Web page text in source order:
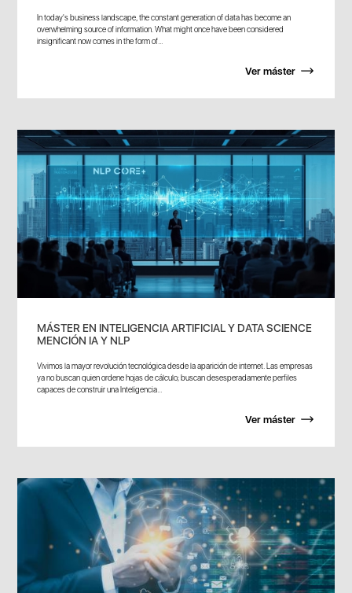
In today's business landscape, the constant generation of data has become an
overwhelming source of information. What might once have been considered
insignificant now comes in the form of...
Ver máster
MÁSTER EN INTELIGENCIA ARTIFICIAL Y DATA SCIENCE
MENCIÓN IA Y NLP
Vivimos la mayor revolución tecnológica desde la aparición de internet. Las empresas
ya no buscan quien ordene hojas de cálculo; buscan desesperadamente perfiles
capaces de construir una Inteligencia...
Ver máster